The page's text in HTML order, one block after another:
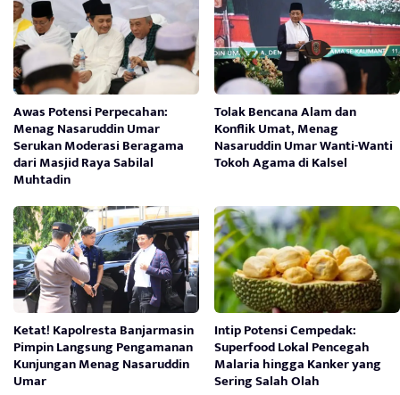
Awas Potensi Perpecahan:
Menag Nasaruddin Umar
Serukan Moderasi Beragama
dari Masjid Raya Sabilal
Muhtadin
Tolak Bencana Alam dan
Konflik Umat, Menag
Nasaruddin Umar Wanti-Wanti
Tokoh Agama di Kalsel
Ketat! Kapolresta Banjarmasin
Pimpin Langsung Pengamanan
Kunjungan Menag Nasaruddin
Umar
Intip Potensi Cempedak:
Superfood Lokal Pencegah
Malaria hingga Kanker yang
Sering Salah Olah